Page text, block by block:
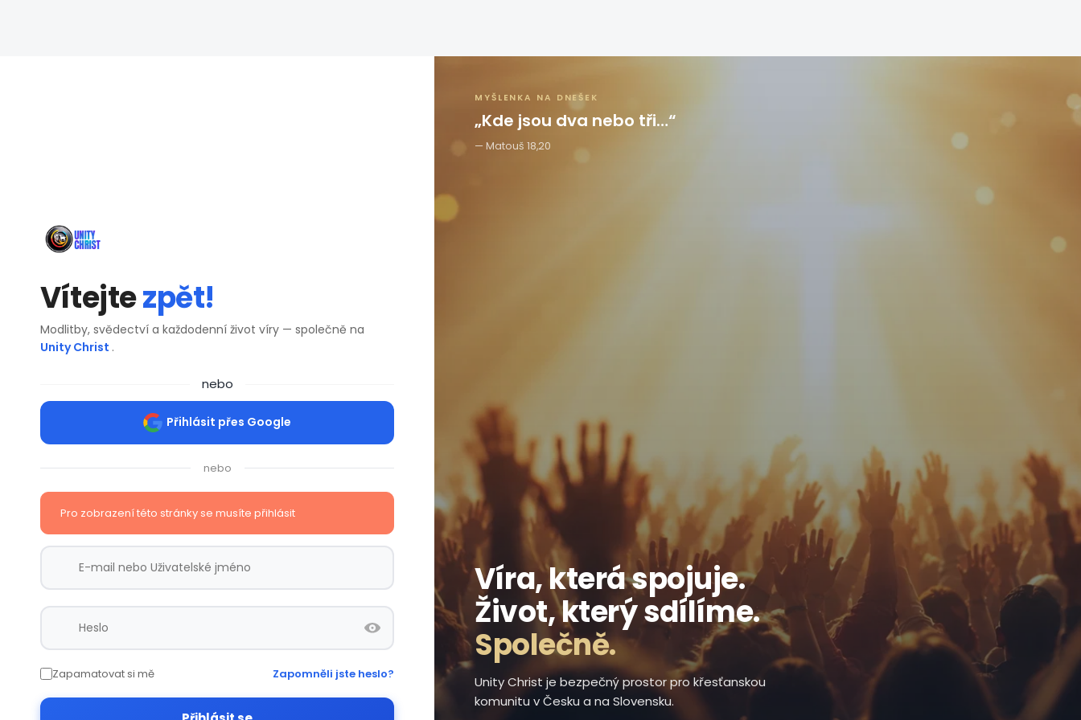
Vítejtezpět!
Modlitby, svědectví a každodenní život víry — společně na
Unity Christ .
nebo
Přihlásit přes Google
nebo
Pro zobrazení této stránky se musíte přihlásit
Zapamatovat si mě Zapomněli jste heslo?
Víra, která spojuje.
Život, který sdílíme.
Společně.
Unity Christ je bezpečný prostor pro křesťanskou
komunitu v Česku a na Slovensku.
MYŠLENKA NA DNEŠEK
„Kde jsou dva nebo tři…“
Matouš 18,20